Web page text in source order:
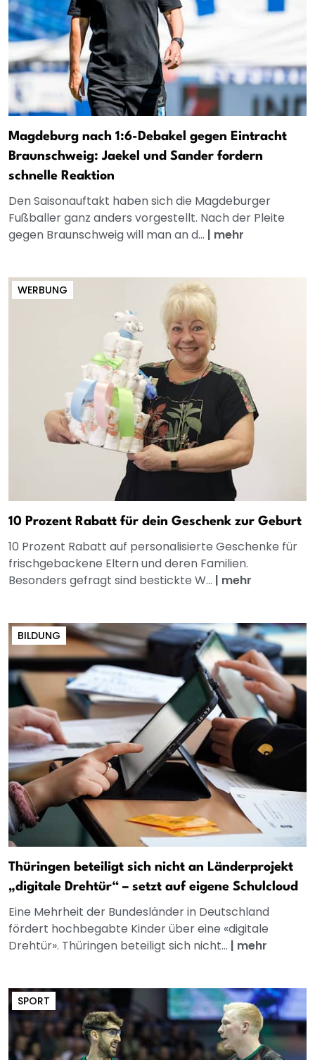
Magdeburg nach 1:6-Debakel gegen Eintracht
Braunschweig: Jaekel und Sander fordern
schnelle Reaktion
Den Saisonauftakt haben sich die Magdeburger
Fußballer ganz anders vorgestellt. Nach der Pleite
gegen Braunschweig will man an d... | mehr
WERBUNG
10 Prozent Rabatt für dein Geschenk zur Geburt
10 Prozent Rabatt auf personalisierte Geschenke für
frischgebackene Eltern und deren Familien.
Besonders gefragt sind bestickte W... | mehr
BILDUNG
Thüringen beteiligt sich nicht an Länderprojekt
„digitale Drehtür“ – setzt auf eigene Schulcloud
Eine Mehrheit der Bundesländer in Deutschland
fördert hochbegabte Kinder über eine «digitale
Drehtür». Thüringen beteiligt sich nicht... | mehr
SPORT